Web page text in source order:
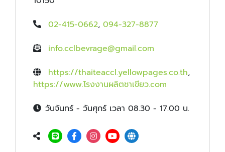
02-415-0662, 094-327-8877
info.cclbevrage@gmail.com
https://thaiteaccl.yellowpages.co.th,
https://www.โรงงานผลิตชาเขียว.com
วันจันทร์ - วันศุกร์ เวลา 08.30 - 17.00 น.